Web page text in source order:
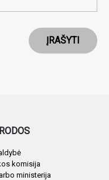
ĮRAŠYTI
komisija
ministerija